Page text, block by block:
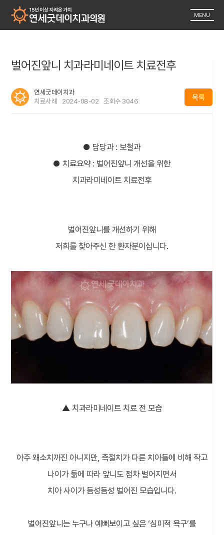
MENU
벌어진앞니 치과라미네이트 치료전후
연세굿데이치과
치료사례
2024-08-02 조회수 3046 목록
● 담당과 : 보철과
● 치료요약 : 벌어진앞니 개선을 위한
치과라미네이트 치료전후
벌어진앞니를 개선하기 위해
저희를 찾아주신 한 환자분이십니다.
▲ 치과라미네이트 치료 전 모습
아주 왜소치까진 아니지만, 측절치가 다른 치아들에 비해 작고
나이가 듦에 따라 앞니도 점차 벌어지면서
치아 사이가 듬성듬성 벌어진 모습입니다.
벌어진앞니는 누구나 예뻐보이고 싶은 ‘심미적 욕구’를